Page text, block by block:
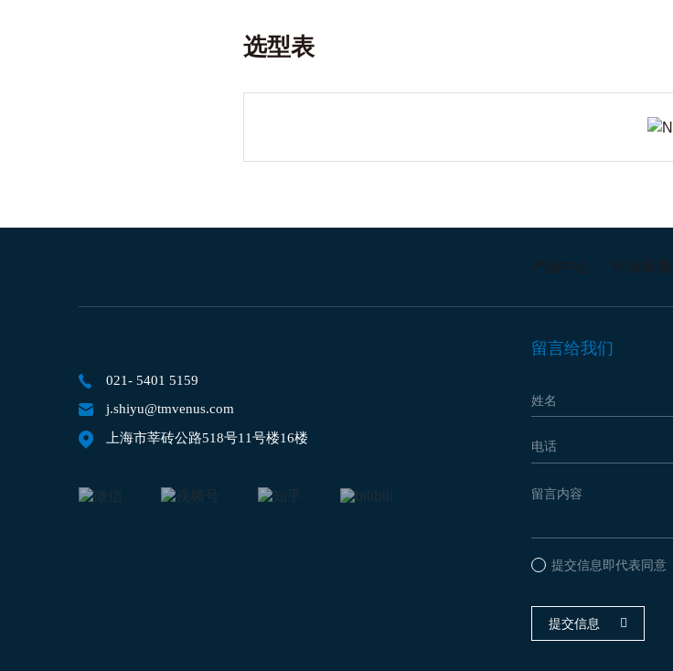
选型表
产品中心 行业应用
021- 5401 5159
j.shiyu@tmvenus.com
上海市莘砖公路518号11号楼16楼
留言给我们
提交信息即代表同意
提交信息